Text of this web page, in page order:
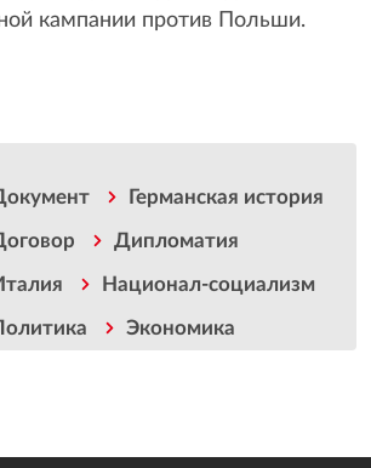
кампании против Польши.
Германская история
Дипломатия
Национал-социализм
Экономика